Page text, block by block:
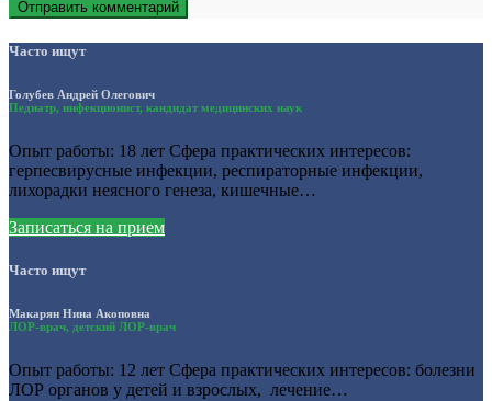
Часто ищут
Голубев Андрей Олегович
Педиатр, инфекционист, кандидат медицинских наук
Опыт работы: 18 лет Сфера практических интересов:
герпесвирусные инфекции, респираторные инфекции,
лихорадки неясного генеза, кишечные…
Записаться на прием
Часто ищут
Макарян Нина Акоповна
ЛОР-врач, детский ЛОР-врач
Опыт работы: 12 лет Сфера практических интересов: болезни
ЛОР органов у детей и взрослых, лечение…